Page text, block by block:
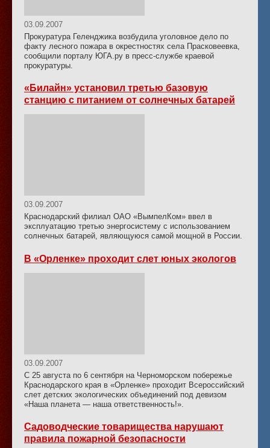
03.09.2007
Прокуратура Геленджика возбудила уголовное дело по
факту лесного пожара в окрестностях села Прасковеевка,
сообщили порталу ЮГА.ру в пресс-службе краевой
прокуратуры.
«Билайн» установил третью базовую
станцию с питанием от солнечных батарей
03.09.2007
Краснодарский филиал ОАО «ВымпелКом» ввел в
эксплуатацию третью энергосистему с использованием
солнечных батарей, являющуюся самой мощной в России.
В «Орленке» проходит слет юных экологов
03.09.2007
С 25 августа по 6 сентября на Черноморском побережье
Краснодарского края в «Орленке» проходит Всероссийский
слет детских экологических объединений под девизом
«Наша планета — наша ответственность!».
Садоводческие товарищества нарушают
правила пожарной безопасности